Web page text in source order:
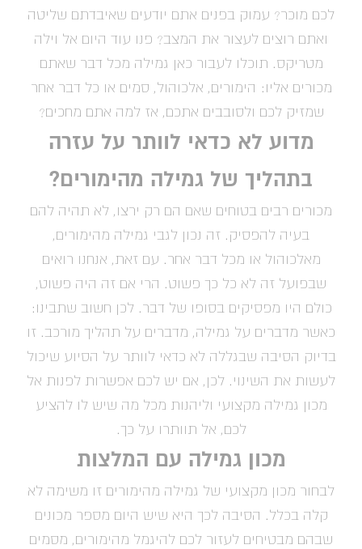
לכם מוכר? עמוק בפנים אתם יודעים שאיבדתם שליטה
ואתם רוצים לעצור את המצב? פנו עוד היום אל וילה
מטריקס. תוכלו לעבור כאן גמילה מכל דבר שאתם
מכורים אליו: הימורים, אלכוהול, סמים או כל דבר אחר
שמזיק לכם ולסובבים אתכם, אז למה אתם מחכים?
מדוע לא כדאי לוותר על עזרה
בתהליך של גמילה מהימורים?
מכורים רבים בטוחים שאם הם רק ירצו, לא תהיה להם
בעיה להפסיק. זה נכון לגבי גמילה מהימורים,
מאלכוהול או מכל דבר אחר. עם זאת, אנחנו רואים
שבפועל זה לא כל כך פשוט. הרי אם זה היה פשוט,
כולם היו מפסיקים בסופו של דבר. לכן חשוב שתבינו:
כאשר מדברים על גמילה, מדברים על תהליך מורכב. זו
בדיוק הסיבה שבגללה לא כדאי לוותר על הסיוע שיכול
לעשות את השינוי. לכן, אם יש לכם אפשרות לפנות אל
מכון גמילה מקצועי וליהנות מכל מה שיש לו להציע
לכם, אל תוותרו על כך.
מכון גמילה עם המלצות
לבחור מכון מקצועי של גמילה מהימורים זו משימה לא
קלה בכלל. הסיבה לכך היא שיש היום מספר מכונים
שבהם מבטיחים לעזור לכם להיגמל מהימורים, מסמים